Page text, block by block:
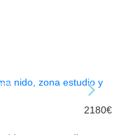
2180€